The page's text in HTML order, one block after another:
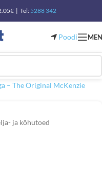
| Tel: 5288 342
Poodi
ja kõhutoed